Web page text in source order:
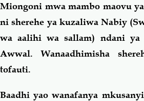
Miongoni mwa mambo maovu
ni sherehe ya kuzaliwa Nabiy
wa aalihi wa sallam) ndani
Awwal. Wanaadhimisha
tofauti.
Baadhi yao wanafanya